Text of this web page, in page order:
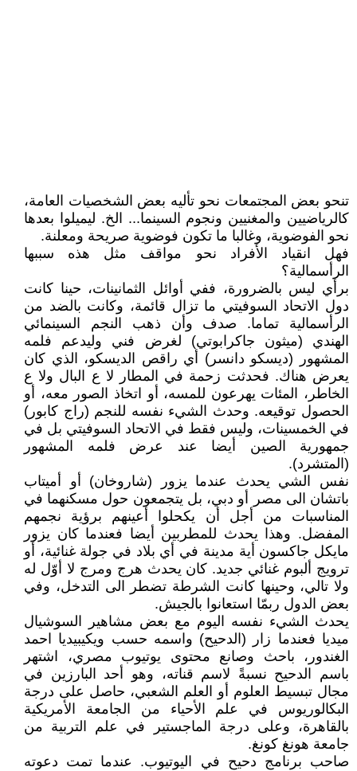
تنحو بعض المجتمعات نحو تأليه بعض الشخصيات العامة،
كالرياضيين والمغنيين ونجوم السينما... الخ. ليميلوا بعدها
نحو الفوضوية، وغالبا ما تكون فوضوية صريحة ومعلنة.
فهل انقياد الأفراد نحو مواقف مثل هذه سببها
الرأسمالية؟
برأي ليس بالضرورة، ففي أوائل الثمانينات، حينا كانت
دول الاتحاد السوفيتي ما تزال قائمة، وكانت بالضد من
الرأسمالية تماما. صدف وأن ذهب النجم السينمائي
الهندي (ميثون جاكرابوتي) لغرض فني وليدعم فلمه
المشهور (ديسكو دانسر) أي راقص الديسكو، الذي كان
يعرض هناك. فحدثت زحمة في المطار لا ع البال ولا ع
الخاطر، المئات يهرعون للمسه، أو اتخاذ الصور معه، أو
الحصول توقيعه. وحدث الشيء نفسه للنجم (راج كابور)
في الخمسينات، وليس فقط في الاتحاد السوفيتي بل في
جمهورية الصين أيضا عند عرض فلمه المشهور
(المتشرد).
نفس الشي يحدث عندما يزور (شاروخان) أو أميتاب
باتشان الى مصر أو دبي، بل يتجمعون حول مسكنهما في
المناسبات من أجل أن يكحلوا أعينهم برؤية نجمهم
المفضل. وهذا يحدث للمطربين أيضا فعندما كان يزور
مايكل جاكسون أية مدينة في أي بلاد في جولة غنائية، أو
ترويج ألبوم غنائي جديد. كان يحدث هرج ومرج لا أوّل له
ولا تالي، وحينها كانت الشرطة تضطر الى التدخل، وفي
بعض الدول ربمّا استعانوا بالجيش.
يحدث الشيء نفسه اليوم مع بعض مشاهير السوشيال
ميديا فعندما زار (الدحيح) واسمه حسب ويكيبيديا احمد
الغندور، باحث وصانع محتوى يوتيوب مصري، اشتهر
باسم الدحيح نسبةً لاسم قناته، وهو أحد البارزين في
مجال تبسيط العلوم أو العلم الشعبي، حاصل على درجة
البكالوريوس في علم الأحياء من الجامعة الأمريكية
بالقاهرة، وعلى درجة الماجستير في علم التربية من
جامعة هونغ كونغ.
صاحب برنامج دحيح في اليوتيوب. عندما تمت دعوته